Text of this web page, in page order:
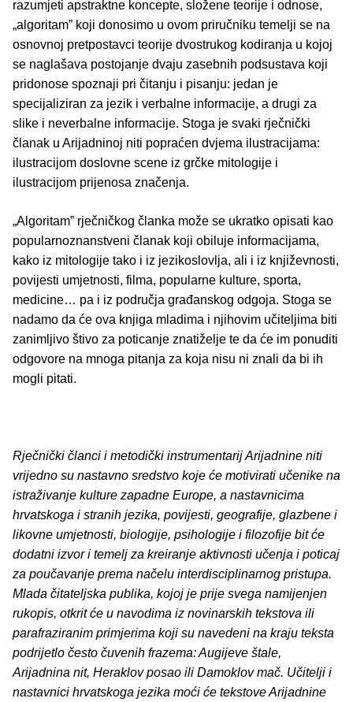
razumjeti apstraktne koncepte, složene teorije i odnose,
„algoritam” koji donosimo u ovom priručniku temelji se na
osnovnoj pretpostavci teorije dvostrukog kodiranja u kojoj
se naglašava postojanje dvaju zasebnih podsustava koji
pridonose spoznaji pri čitanju i pisanju: jedan je
specijaliziran za jezik i verbalne informacije, a drugi za
slike i neverbalne informacije. Stoga je svaki rječnički
članak u Arijadninoj niti popraćen dvjema ilustracijama:
ilustracijom doslovne scene iz grčke mitologije i
ilustracijom prijenosa značenja.
„Algoritam” rječničkog članka može se ukratko opisati kao
popularnoznanstveni članak koji obiluje informacijama,
kako iz mitologije tako i iz jezikoslovlja, ali i iz književnosti,
povijesti umjetnosti, filma, popularne kulture, sporta,
medicine… pa i iz područja građanskog odgoja. Stoga se
nadamo da će ova knjiga mladima i njihovim učiteljima biti
zanimljivo štivo za poticanje znatiželje te da će im ponuditi
odgovore na mnoga pitanja za koja nisu ni znali da bi ih
mogli pitati.
Rječnički članci i metodički instrumentarij Arijadnine niti
vrijedno su nastavno sredstvo koje će motivirati učenike na
istraživanje kulture zapadne Europe, a nastavnicima
hrvatskoga i stranih jezika, povijesti, geografije, glazbene i
likovne umjetnosti, biologije, psihologije i filozofije bit će
dodatni izvor i temelj za kreiranje aktivnosti učenja i poticaj
za poučavanje prema načelu interdisciplinarnog pristupa.
Mlada čitateljska publika, kojoj je prije svega namijenjen
rukopis, otkrit će u navodima iz novinarskih tekstova ili
parafraziranim primjerima koji su navedeni na kraju teksta
podrijetlo često čuvenih frazema: Augijeve štale,
Arijadnina nit, Heraklov posao ili Damoklov mač. Učitelji i
nastavnici hrvatskoga jezika moći će tekstove Arijadnine